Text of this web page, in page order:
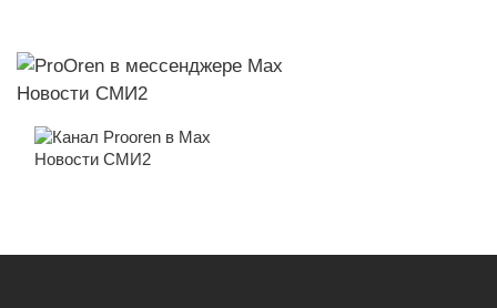
Новости СМИ2
Новости СМИ2